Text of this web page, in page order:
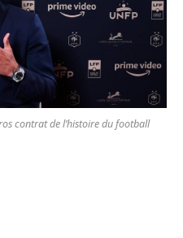
contrat de l’histoire du football